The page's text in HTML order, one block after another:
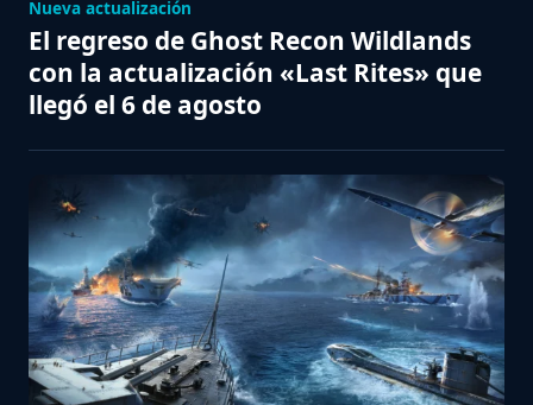
Nueva actualización
El regreso de Ghost Recon Wildlands
con la actualización «Last Rites» que
llegó el 6 de agosto